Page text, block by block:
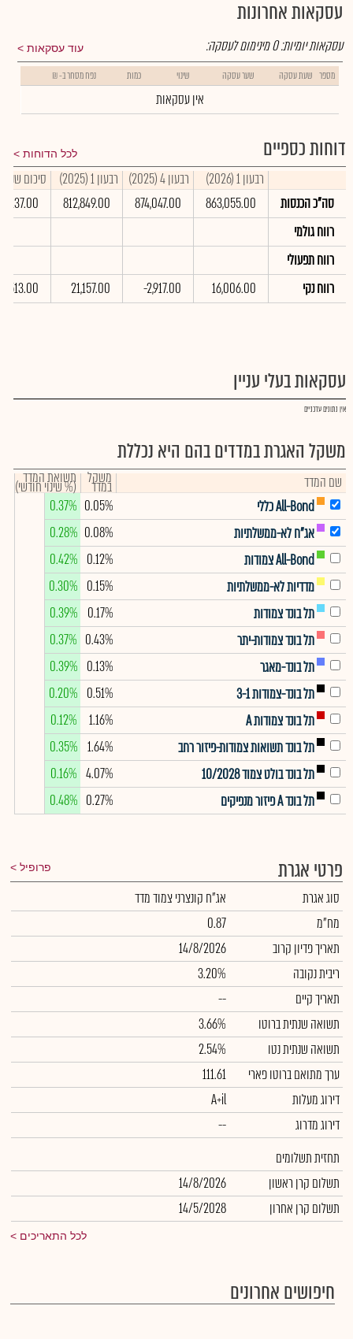
עסקאות אחרונות
עוד עסקאות עסקאות יומיות:0מינימום לעסקה:
מספר שעת עסקה שער עסקה שינוי כמות נפח מסחר ב- ₪
אין עסקאות
דוחות כספיים לכל הדוחות
רבעון 1 (2026) רבעון 4 (2025) רבעון 1 (2025)
סיכום שנתי 2025
סה"כ הכנסות
863,055.00
874,047.00
812,849.00
רווח גולמי
רווח תפעולי
רווח נקי
16,006.00
-2,917.00
21,157.00
עסקאות בעלי עניין
אין נתונים עדכניים
משקל האגרת במדדים בהם היא נכללת
שם המדד משקל
במדד תשואת המדד
(% שינוי חודשי)
All-Bond כללי
0.05%
0.37%
אג"ח לא-ממשלתיות
0.08%
0.28%
All-Bond צמודות
0.12%
0.42%
מדדיות לא-ממשלתיות
0.15%
0.30%
תל בונד צמודות
0.17%
0.39%
תל בונד צמודות-יתר
0.43%
0.37%
תל בונד-מאגר
0.13%
0.39%
תל בונד-צמודות 3-1
0.51%
0.20%
תל בונד צמודות A
1.16%
0.12%
תל בונד תשואות צמודות-פיזור רחב
1.64%
0.35%
תל בונד בולט צמוד 10/2028
4.07%
0.16%
תל בונד A פיזור מנפיקים
0.27%
0.48%
פרטי אגרת פרופיל
סוג אגרת
אג"ח קונצרני צמוד מדד
מח"מ
0.87
תאריך פדיון קרוב
14/8/2026
ריבית נקובה
3.20%
תאריך קיים
--
תשואה שנתית ברוטו
3.66%
תשואה שנתית נטו
2.54%
ערך מתואם ברוטו פארי
111.61
דירוג מעלות
A+il
דירוג מדרוג
--
תחזית תשלומים
תשלום קרן ראשון
14/8/2026
תשלום קרן אחרון
14/5/2028
לכל התאריכים
חיפושים אחרונים